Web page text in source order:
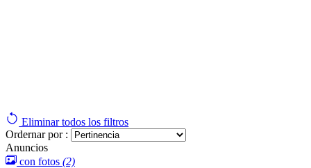
Eliminar todos los filtros
Ordernar por :
Anuncios
con fotos (2)